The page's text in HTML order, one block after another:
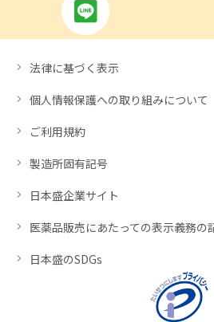
法律に基づく表示
個人情報保護への取り組みについて
ご利用規約
製造所固有記号
日本盛企業サイト
医薬品販売にあたっての表示義務の
日本盛のSDGs